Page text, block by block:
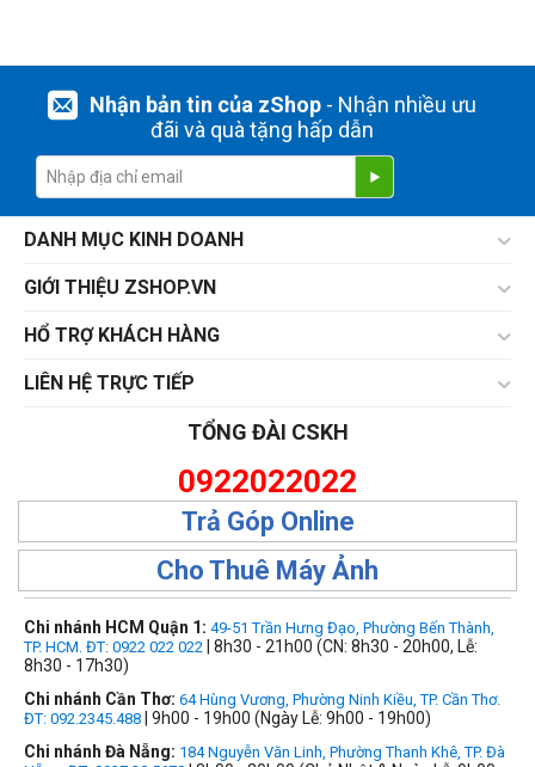
Nhận bản tin của zShop- Nhận nhiều ưu
đãi và quà tặng hấp dẫn
DANH MỤC KINH DOANH
GIỚI THIỆU ZSHOP.VN
HỔ TRỢ KHÁCH HÀNG
LIÊN HỆ TRỰC TIẾP
TỔNG ĐÀI CSKH
0922022022
Trả Góp Online
Cho Thuê Máy Ảnh
Chi nhánh HCM Quận 1: 49-51 Trần Hưng Đạo, Phường Bến Thành,
TP. HCM. ĐT: 0922 022 022 | 8h30 - 21h00 (CN: 8h30 - 20h00, Lễ:
8h30 - 17h30)
Chi nhánh Cần Thơ: 64 Hùng Vương, Phường Ninh Kiều, TP. Cần Thơ.
ĐT: 092.2345.488 | 9h00 - 19h00 (Ngày Lễ: 9h00 - 19h00)
Chi nhánh Đà Nẵng: 184 Nguyễn Văn Linh, Phường Thanh Khê, TP. Đà